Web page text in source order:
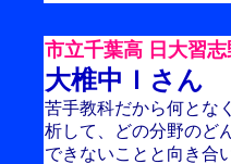
市立千葉高 日大習
大椎中Ｉさん
苦手教科だから何とな
析して、どの分野のど
できないことと向き合